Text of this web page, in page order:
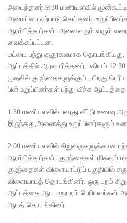
அடைந்தனர்.9:30 மணியளவில்
அமைப்பை ஏற்பாடு செய்தனர்.
ஆரம்பித்தார்கள். அனைவரும் வரும்
வைக்கப்பட்டன.
மட்டை பந்து குதூகலமாக
ஆட்டத்தில் ஆரவாரித்தனர்.மதியம்
முதலில் குழந்தைகளுக்கும் , பிறகு
பின் உறுப்பினர்கள் பந்து வீச்சு
1:30 மணியளவில் பலரது வீட்டு உணவு
இருந்தது,அனைத்து
2:00 மணியளவில் சிறுவருகளுக்கான
ஆரம்பித்தார்கள். குழந்தைகள் மிகவும்
குழந்தைகள் விளையாட்டுப் பகுதியில்
விளையாடத் தொடங்கினர். ஒரு புறம்
ஆட்டத்தை ஆட மறுபுறம் பெரியவர்கள்
ஆடத் தொடங்கினர்.